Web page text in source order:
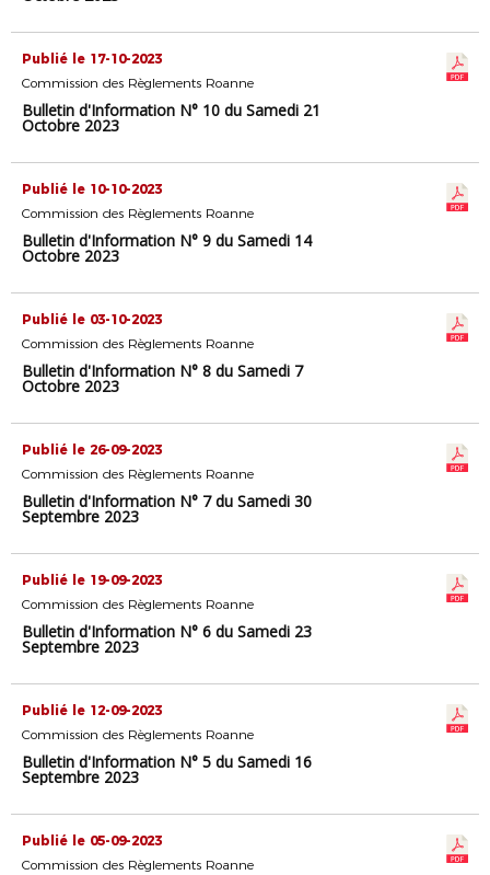
Publié le 17-10-2023
Commission des Règlements Roanne
Bulletin d'Information N° 10 du Samedi 21
Octobre 2023
Publié le 10-10-2023
Commission des Règlements Roanne
Bulletin d'Information N° 9 du Samedi 14
Octobre 2023
Publié le 03-10-2023
Commission des Règlements Roanne
Bulletin d'Information N° 8 du Samedi 7
Octobre 2023
Publié le 26-09-2023
Commission des Règlements Roanne
Bulletin d'Information N° 7 du Samedi 30
Septembre 2023
Publié le 19-09-2023
Commission des Règlements Roanne
Bulletin d'Information N° 6 du Samedi 23
Septembre 2023
Publié le 12-09-2023
Commission des Règlements Roanne
Bulletin d'Information N° 5 du Samedi 16
Septembre 2023
Publié le 05-09-2023
Commission des Règlements Roanne